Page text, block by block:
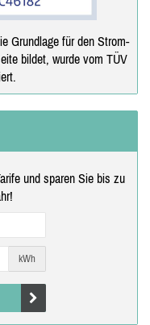
Grundlage für den Strom-
bildet, wurde vom TÜV
und sparen Sie bis zu
kWh